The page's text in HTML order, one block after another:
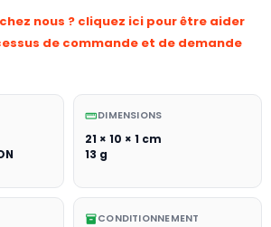
nous ? cliquez ici pour être aider
de commande et de demande
straightenDIMENSIONS
21 × 10 × 1 cm
13 g
inventory_2CONDITIONNEMENT